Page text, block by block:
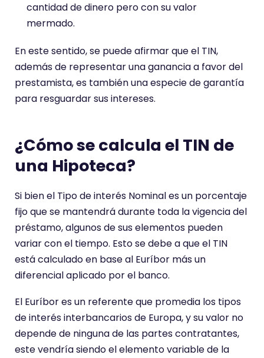
cantidad de dinero pero con su valor
mermado.
En este sentido, se puede afirmar que el TIN,
además de representar una ganancia a favor del
prestamista, es también una especie de garantía
para resguardar sus intereses.
¿Cómo se calcula el TIN de
una Hipoteca?
Si bien el Tipo de interés Nominal es un porcentaje
fijo que se mantendrá durante toda la vigencia del
préstamo, algunos de sus elementos pueden
variar con el tiempo. Esto se debe a que el TIN
está calculado en base al Euríbor más un
diferencial aplicado por el banco.
El Euríbor es un referente que promedia los tipos
de interés interbancarios de Europa, y su valor no
depende de ninguna de las partes contratantes,
este vendría siendo el elemento variable de la